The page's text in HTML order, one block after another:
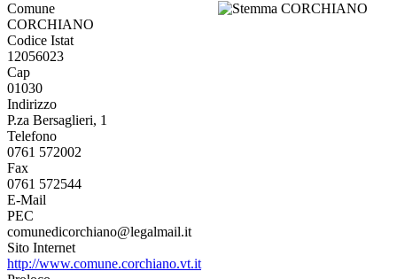
Comune
CORCHIANO
Codice Istat
12056023
Cap
01030
Indirizzo
P.za Bersaglieri, 1
Telefono
0761 572002
Fax
0761 572544
E-Mail
PEC
comunedicorchiano@legalmail.it
Sito Internet
http://www.comune.corchiano.vt.it